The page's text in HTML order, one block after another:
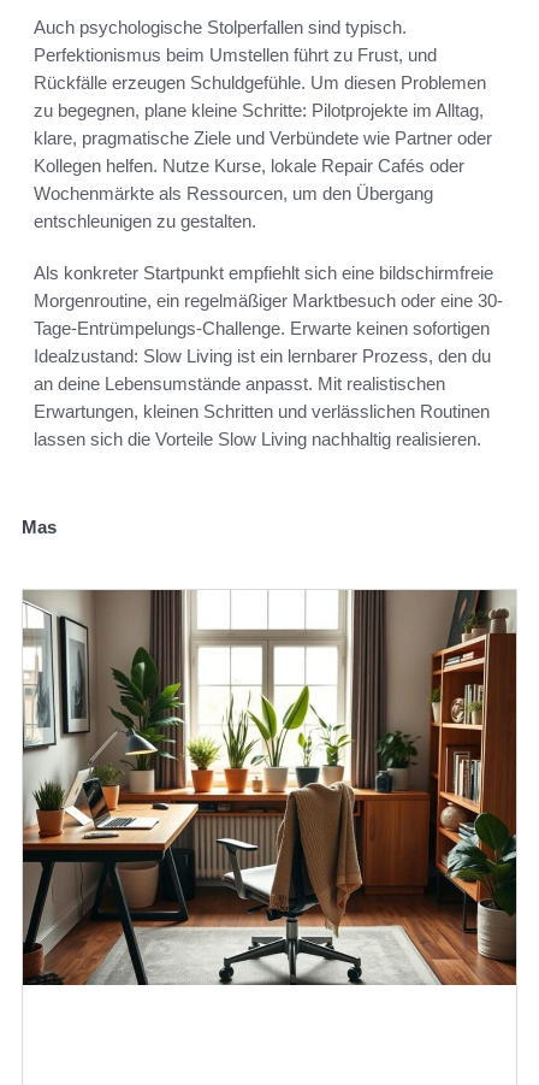
Auch psychologische Stolperfallen sind typisch.
Perfektionismus beim Umstellen führt zu Frust, und
Rückfälle erzeugen Schuldgefühle. Um diesen Problemen
zu begegnen, plane kleine Schritte: Pilotprojekte im Alltag,
klare, pragmatische Ziele und Verbündete wie Partner oder
Kollegen helfen. Nutze Kurse, lokale Repair Cafés oder
Wochenmärkte als Ressourcen, um den Übergang
entschleunigen zu gestalten.
Als konkreter Startpunkt empfiehlt sich eine bildschirmfreie
Morgenroutine, ein regelmäßiger Marktbesuch oder eine 30-
Tage-Entrümpelungs-Challenge. Erwarte keinen sofortigen
Idealzustand: Slow Living ist ein lernbarer Prozess, den du
an deine Lebensumstände anpasst. Mit realistischen
Erwartungen, kleinen Schritten und verlässlichen Routinen
lassen sich die Vorteile Slow Living nachhaltig realisieren.
Mas